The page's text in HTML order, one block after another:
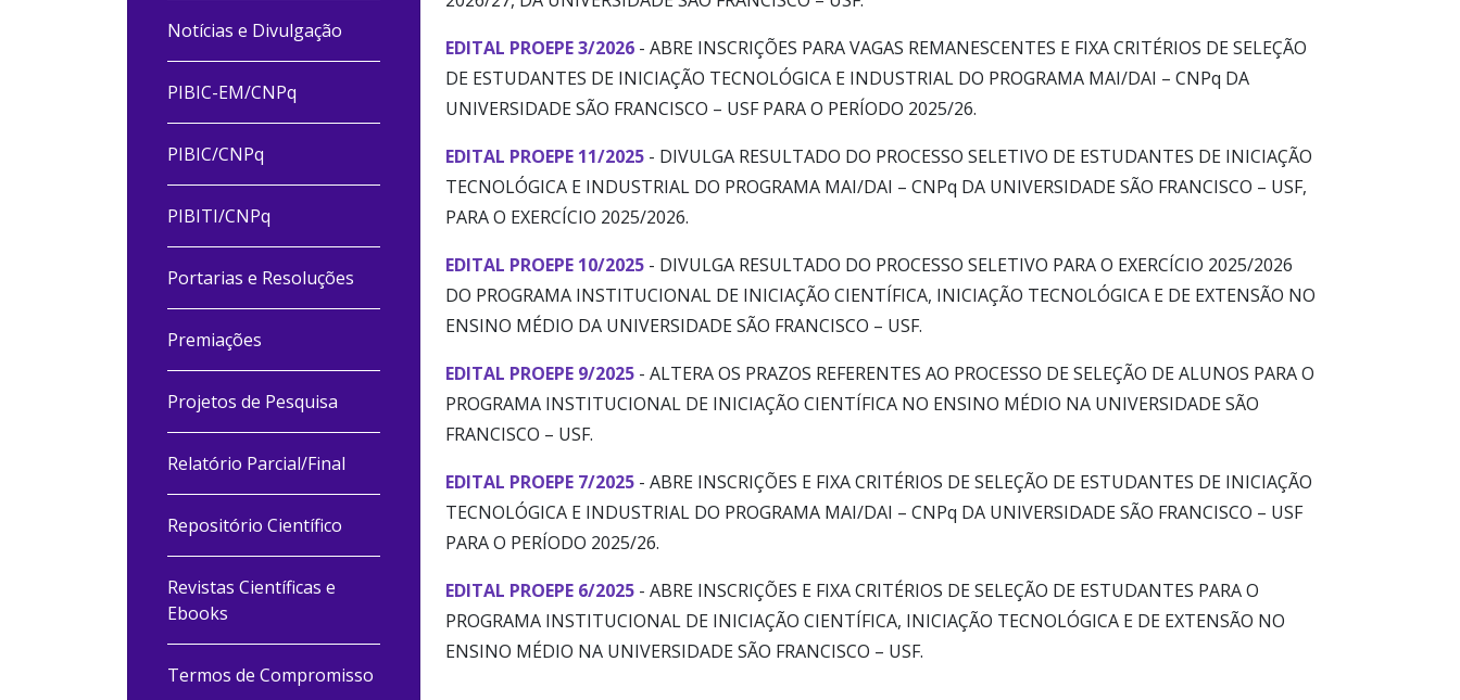
Notícias e Divulgação
PIBIC-EM/CNPq
PIBIC/CNPq
PIBITI/CNPq
Portarias e Resoluções
Premiações
Projetos de Pesquisa
Relatório Parcial/Final
Repositório Científico
Revistas Científicas e
Ebooks
Termos de Compromisso
EDITAL PROEPE 3/2026- ABRE INSCRIÇÕES PARA VAGAS REMANESCENTES E FIXA CRITÉRIOS DE SELEÇÃO
DE ESTUDANTES DE INICIAÇÃO TECNOLÓGICA E INDUSTRIAL DO PROGRAMA MAI/DAI – CNPq DA
UNIVERSIDADE SÃO FRANCISCO – USF PARA O PERÍODO 2025/26.
EDITAL PROEPE 11/2025- DIVULGA RESULTADO DO PROCESSO SELETIVO DE ESTUDANTES DE INICIAÇÃO
TECNOLÓGICA E INDUSTRIAL DO PROGRAMA MAI/DAI – CNPq DA UNIVERSIDADE SÃO FRANCISCO – USF,
PARA O EXERCÍCIO 2025/2026.
EDITAL PROEPE 10/2025- DIVULGA RESULTADO DO PROCESSO SELETIVO PARA O EXERCÍCIO 2025/2026
DO PROGRAMA INSTITUCIONAL DE INICIAÇÃO CIENTÍFICA, INICIAÇÃO TECNOLÓGICA E DE EXTENSÃO NO
ENSINO MÉDIO DA UNIVERSIDADE SÃO FRANCISCO – USF.
EDITAL PROEPE 9/2025- ALTERA OS PRAZOS REFERENTES AO PROCESSO DE SELEÇÃO DE ALUNOS PARA O
PROGRAMA INSTITUCIONAL DE INICIAÇÃO CIENTÍFICA NO ENSINO MÉDIO NA UNIVERSIDADE SÃO
FRANCISCO – USF.
EDITAL PROEPE 7/2025- ABRE INSCRIÇÕES E FIXA CRITÉRIOS DE SELEÇÃO DE ESTUDANTES DE INICIAÇÃO
TECNOLÓGICA E INDUSTRIAL DO PROGRAMA MAI/DAI – CNPq DA UNIVERSIDADE SÃO FRANCISCO – USF
PARA O PERÍODO 2025/26.
EDITAL PROEPE 6/2025- ABRE INSCRIÇÕES E FIXA CRITÉRIOS DE SELEÇÃO DE ESTUDANTES PARA O
PROGRAMA INSTITUCIONAL DE INICIAÇÃO CIENTÍFICA, INICIAÇÃO TECNOLÓGICA E DE EXTENSÃO NO
ENSINO MÉDIO NA UNIVERSIDADE SÃO FRANCISCO – USF.